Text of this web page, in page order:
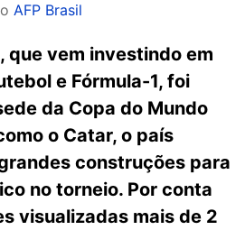
AFP Brasil
que vem investindo em
e Fórmula-1, foi
da Copa do Mundo
o Catar, o país
construções para
no torneio. Por conta
visualizadas mais de 2